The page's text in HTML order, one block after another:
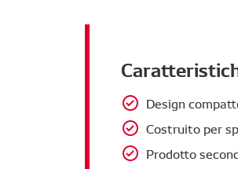
Design
Costruito per
Prodotto